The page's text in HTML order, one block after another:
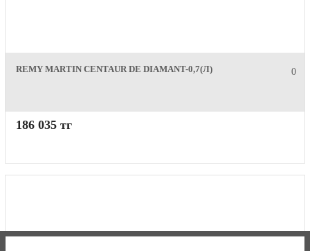
0
REMY MARTIN CENTAUR DE DIAMANT-0,7(Л)
186 035 тг